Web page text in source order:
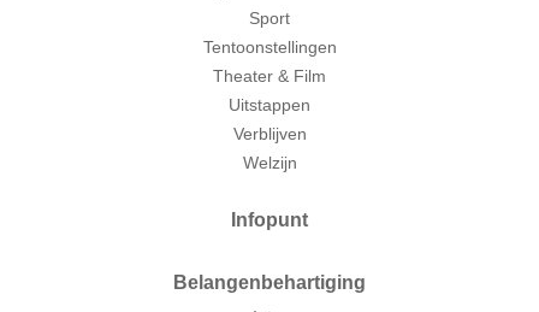
Sport
Tentoonstellingen
Theater & Film
Uitstappen
Verblijven
Welzijn
Infopunt
Belangenbehartiging